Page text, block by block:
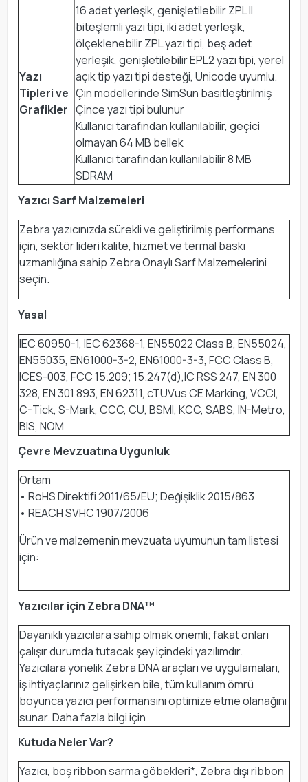
Yazı
Tipleri ve
Grafikler
16 adet yerleşik, genişletilebilir ZPL II
biteşlemli yazı tipi, iki adet yerleşik,
ölçeklenebilir ZPL yazı tipi, beş adet
yerleşik, genişletilebilir EPL2 yazı tipi, yerel
açık tip yazı tipi desteği, Unicode uyumlu.
Çin modellerinde SimSun basitleştirilmiş
Çince yazı tipi bulunur
Kullanıcı tarafından kullanılabilir, geçici
olmayan 64 MB bellek
Kullanıcı tarafından kullanılabilir 8 MB
SDRAM
Yazıcı Sarf Malzemeleri
Zebra yazıcınızda sürekli ve geliştirilmiş performans
için, sektör lideri kalite, hizmet ve termal baskı
uzmanlığına sahip Zebra Onaylı Sarf Malzemelerini
seçin.
Yasal
IEC 60950-1, IEC 62368-1, EN55022 Class B, EN55024,
EN55035, EN61000-3-2, EN61000-3-3, FCC Class B,
ICES-003, FCC 15.209; 15.247(d),IC RSS 247, EN 300
328, EN 301 893, EN 62311, cTUVus CE Marking, VCCI,
C-Tick, S-Mark, CCC, CU, BSMI, KCC, SABS, IN-Metro,
BIS, NOM
Çevre Mevzuatına Uygunluk
Ortam
• RoHS Direktifi 2011/65/EU; Değişiklik 2015/863
• REACH SVHC 1907/2006
Ürün ve malzemenin mevzuata uyumunun tam listesi
için:
Yazıcılar için Zebra DNA™
Dayanıklı yazıcılara sahip olmak önemli; fakat onları
çalışır durumda tutacak şey içindeki yazılımdır.
Yazıcılara yönelik Zebra DNA araçları ve uygulamaları,
iş ihtiyaçlarınız gelişirken bile, tüm kullanım ömrü
boyunca yazıcı performansını optimize etme olanağını
sunar. Daha fazla bilgi için
Kutuda Neler Var?
Yazıcı, boş ribbon sarma göbekleri*, Zebra dışı ribbon